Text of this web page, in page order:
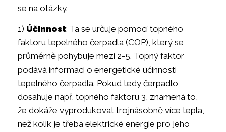
se na otázky.
1) Účinnost: Ta se určuje pomocí topného
faktoru tepelného čerpadla (COP), který se
průměrně pohybuje mezi 2-5. Topný faktor
podává informaci o energetické účinnosti
tepelného čerpadla. Pokud tedy čerpadlo
dosahuje např. topného faktoru 3, znamená to,
že dokáže vyprodukovat trojnásobně více tepla,
než kolik je třeba elektrické energie pro jeho